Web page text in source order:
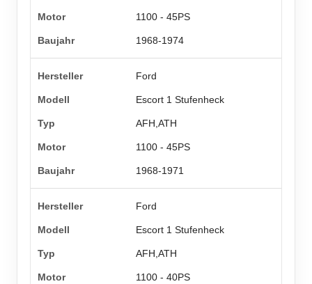
1100 - 45PS
1968-1974
Ford
Escort 1 Stufenheck
AFH,ATH
1100 - 45PS
1968-1971
Ford
Escort 1 Stufenheck
AFH,ATH
1100 - 40PS